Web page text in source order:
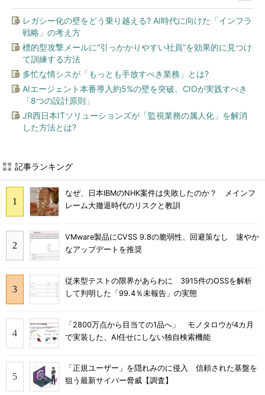
レガシー化の壁をどう乗り越える? AI時代に向けた「インフラ
戦略」の考え方
標的型攻撃メールに“引っかかりやすい社員”を効果的に見つけ
て訓練する方法
多忙な情シスが「もっとも手放すべき業務」とは?
AIエージェント本番導入約5%の壁を突破、CIOが実践すべき
「8つの設計原則」
JR西日本ITソリューションズが「監視業務の属人化」を解消
した方法とは?
記事ランキング
なぜ、日本IBMのNHK案件は失敗したのか？ メインフ
レーム大撤退時代のリスクと教訓
VMware製品にCVSS 9.8の脆弱性、回避策なし 速やか
なアップデートを推奨
従来型テストの限界があらわに 3915件のOSSを解析
して判明した「99.4％未報告」の実態
「2800万点から目当ての1品へ」 モノタロウが4カ月
で実装した、AI任せにしない独自検索機能
「正規ユーザー」を隠れみのに侵入 信頼された基盤を
狙う最新サイバー脅威【調査】